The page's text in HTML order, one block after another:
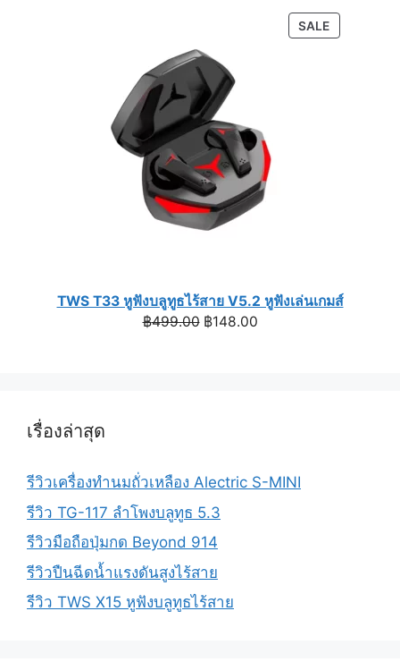
฿589.00
through
SALEPRODUCT
ON
TWS T33 หูฟังบลูทูธไร้สาย V5.2 หูฟังเล่นเกมส์
฿499.00 Original
฿148.00Current
เรื่องล่าสุด
รีวิวเครื่องทำนมถั่วเหลือง Alectric S-MINI
รีวิว TG-117 ลำโพงบลูทูธ 5.3
รีวิวมือถือปุ่มกด Beyond 914
รีวิวปืนฉีดน้ำแรงดันสูงไร้สาย
รีวิว TWS X15 หูฟังบลูทูธไร้สาย